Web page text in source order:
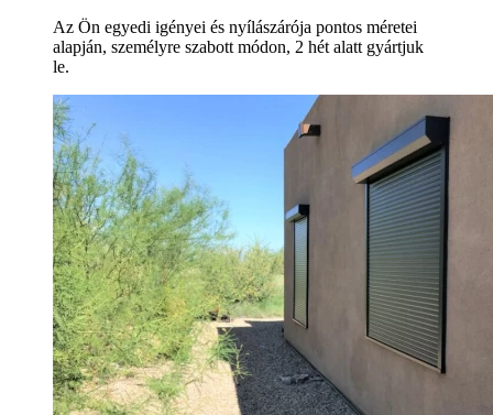
Az Ön egyedi igényei és nyílászárója pontos méretei
alapján, személyre szabott módon, 2 hét alatt gyártjuk
le.